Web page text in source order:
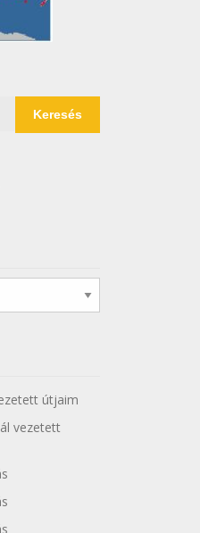
Keresés
útjaim
vezetett